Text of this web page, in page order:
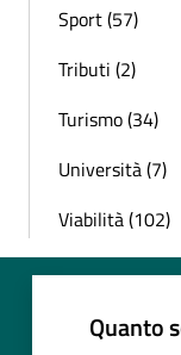
Sport (57)
Tributi (2)
Turismo (34)
Università (7)
Viabilità (102)
Quanto